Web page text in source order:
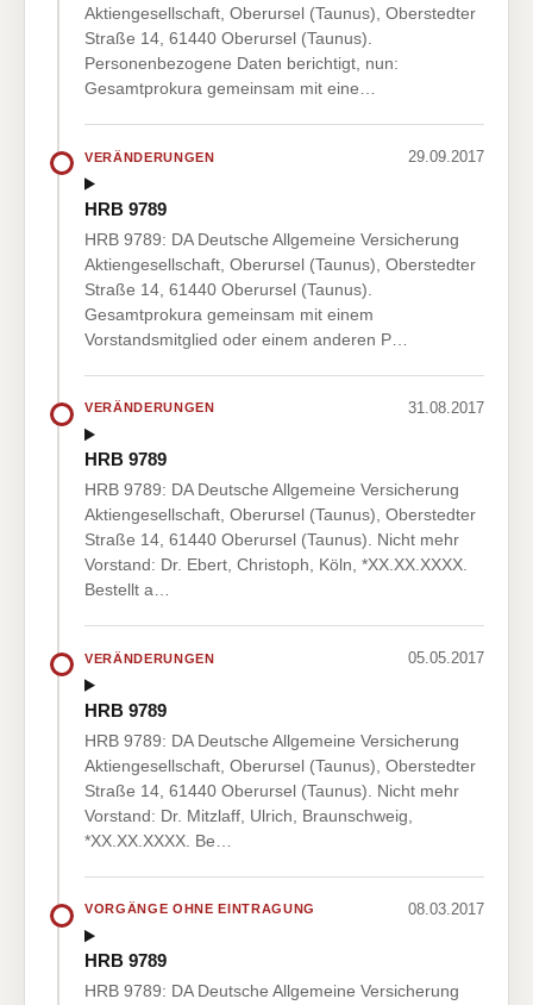
Aktiengesellschaft, Oberursel (Taunus), Oberstedter
Straße 14, 61440 Oberursel (Taunus).
Personenbezogene Daten berichtigt, nun:
Gesamtprokura gemeinsam mit eine…
VERÄNDERUNGEN 29.09.2017
HRB 9789
HRB 9789: DA Deutsche Allgemeine Versicherung
Aktiengesellschaft, Oberursel (Taunus), Oberstedter
Straße 14, 61440 Oberursel (Taunus).
Gesamtprokura gemeinsam mit einem
Vorstandsmitglied oder einem anderen P…
VERÄNDERUNGEN 31.08.2017
HRB 9789
HRB 9789: DA Deutsche Allgemeine Versicherung
Aktiengesellschaft, Oberursel (Taunus), Oberstedter
Straße 14, 61440 Oberursel (Taunus). Nicht mehr
Vorstand: Dr. Ebert, Christoph, Köln, *XX.XX.XXXX.
Bestellt a…
VERÄNDERUNGEN 05.05.2017
HRB 9789
HRB 9789: DA Deutsche Allgemeine Versicherung
Aktiengesellschaft, Oberursel (Taunus), Oberstedter
Straße 14, 61440 Oberursel (Taunus). Nicht mehr
Vorstand: Dr. Mitzlaff, Ulrich, Braunschweig,
*XX.XX.XXXX. Be…
VORGÄNGE OHNE EINTRAGUNG 08.03.2017
HRB 9789
HRB 9789: DA Deutsche Allgemeine Versicherung